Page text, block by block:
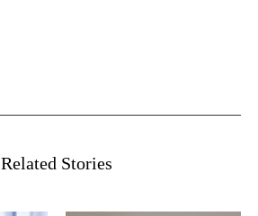
Related Stories